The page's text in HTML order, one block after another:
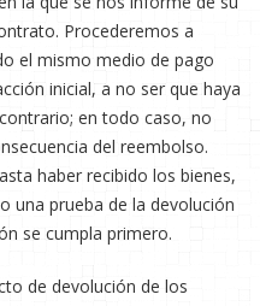
Procederemos a
el mismo medio de pago
inicial, a no ser que haya
en todo caso, no
del reembolso.
haber recibido los bienes,
una prueba de la devolución
se cumpla primero.
de devolución de los